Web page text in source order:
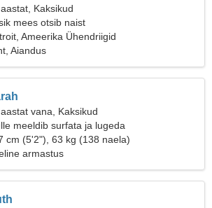
Kaksikud
mees otsib naist
Ameerika Ühendriigid
Aiandus
vana, Kaksikud
meeldib surfata ja lugeda
cm (5'2"), 63 kg (138 naela)
armastus